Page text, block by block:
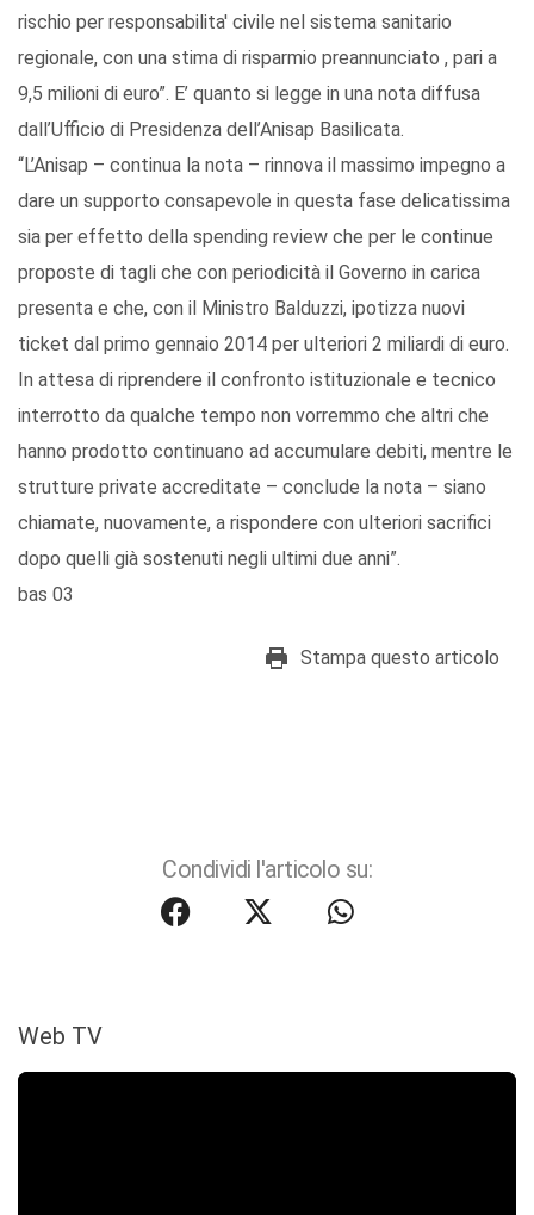
rischio per responsabilita' civile nel sistema sanitario
regionale, con una stima di risparmio preannunciato , pari a
9,5 milioni di euro”. E’ quanto si legge in una nota diffusa
dall’Ufficio di Presidenza dell’Anisap Basilicata.
“L’Anisap – continua la nota – rinnova il massimo impegno a
dare un supporto consapevole in questa fase delicatissima
sia per effetto della spending review che per le continue
proposte di tagli che con periodicità il Governo in carica
presenta e che, con il Ministro Balduzzi, ipotizza nuovi
ticket dal primo gennaio 2014 per ulteriori 2 miliardi di euro.
In attesa di riprendere il confronto istituzionale e tecnico
interrotto da qualche tempo non vorremmo che altri che
hanno prodotto continuano ad accumulare debiti, mentre le
strutture private accreditate – conclude la nota – siano
chiamate, nuovamente, a rispondere con ulteriori sacrifici
dopo quelli già sostenuti negli ultimi due anni”.
bas 03
Stampa questo articolo
Condividi l'articolo su:
Web TV